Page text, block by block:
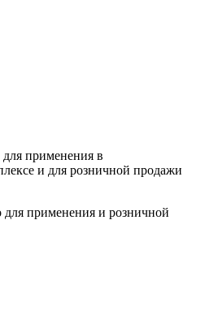
для применения в
и для розничной продажи
для применения и розничной